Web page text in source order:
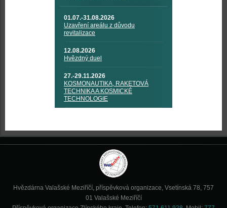
01.07.-31.08.2026
Uzavření areálu z důvodu
revitalizace
12.08.2026
Hvězdný duel
27.-29.11.2026
KOSMONAUTIKA, RAKETOVÁ
TECHNIKA A KOSMICKÉ
TECHNOLOGIE
Hvězdárna Valašské Meziříčí, příspěvková organizace, Vsetínská 78, 757
01 Valašské Meziříčí